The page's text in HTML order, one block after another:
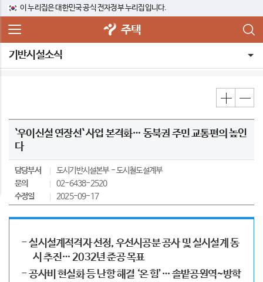
이 누리집은 대한민국 공식 전자정부 누리집입니다.
주택
기반시설소식
`우이신설 연장선` 사업 본격화… 동북권 주민 교통편의 높인
다
담당부서 도시기반시설본부
도시철도설계부
문의
02-6438-2520
수정일
2025-09-17
- 실시설계적격자 선정, 우선시공분 공사 및 실시설계 동
시 추진… 2032년 준공 목표
- 공사비 현실화 등 난항 해결 ‘온 힘’… 솔밭공원역~방학